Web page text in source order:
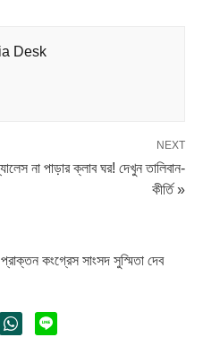
তাঁদের।
Desk
NEXT
না পাড়ার ক্লাব ঘর! দেখুন তালিবান-
কীর্তি »
কংগ্রেস সাংসদ সুস্মিতা দেব